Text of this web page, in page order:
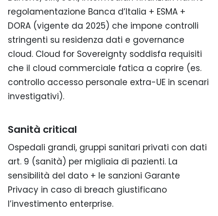
regolamentazione Banca d’Italia + ESMA +
DORA (vigente da 2025) che impone controlli
stringenti su residenza dati e governance
cloud. Cloud for Sovereignty soddisfa requisiti
che il cloud commerciale fatica a coprire (es.
controllo accesso personale extra-UE in scenari
investigativi).
Sanità critical
Ospedali grandi, gruppi sanitari privati con dati
art. 9 (sanità) per migliaia di pazienti. La
sensibilità del dato + le sanzioni Garante
Privacy in caso di breach giustificano
l’investimento enterprise.